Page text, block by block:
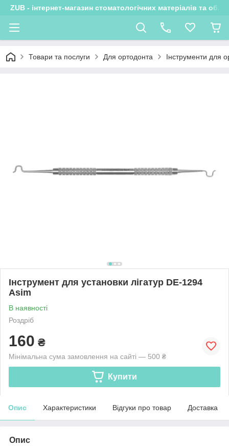
ZUB - інтернет-магазин стоматологічних матеріалів та
Товари та послуги Для ортодонта Інструменти для
Інструмент для установки лігатур DE-1294
Asim
В наявності
Роздріб
160 ₴
Мінімальна сума замовлення на сайті — 500 ₴
Купити
Опис Характеристики Відгуки про товар Доставка
Опис